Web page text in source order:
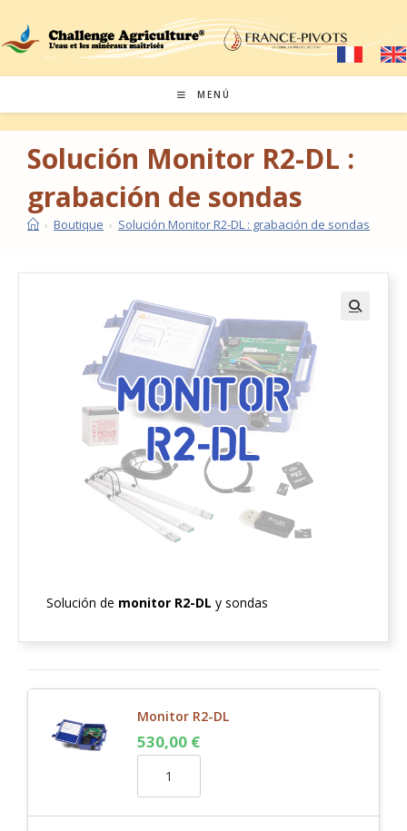
MENÚ
Solución Monitor R2-DL :
grabación de sondas
› Boutique › Solución Monitor R2-DL : grabación de sondas
Solución de monitor R2-DL y sondas
Monitor R2-DL
530,00 €